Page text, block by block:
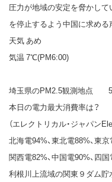
圧力が地域の安定を脅かして
を停止するよう中国に求める
天気 あめ
気温 7℃(PM6:00)
埼玉県のPM2.5観測地点
本日の電力最大消費率は？
（エレクトリカル・ジャパン
北海電94%、東北電88%、東
関西電82%、中国電90%、四
利根川上流域の関東９ダム貯